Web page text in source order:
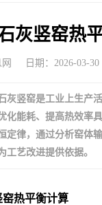
灰竖窑热
日期：2026-03-30
灰竖窑是工业上生产
化能耗、提高热效率
定律，通过分析窑体
工艺改进提供依据。
热平衡计算